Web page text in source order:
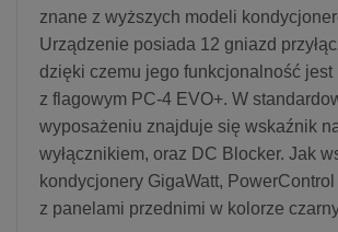
znane z wyższych modeli
Urządzenie posiada 12 gniazd
dzięki czemu jego funkcjonalność jest
z flagowym PC-4 EVO+. W
wyposażeniu znajduje się wskaźnik
wyłącznikiem, oraz DC Blocker. Jak
kondycjonery GigaWatt,
z panelami przednimi w kolorze